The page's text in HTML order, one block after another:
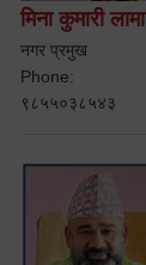
मिना कुमारी लामा
नगर प्रमुख
Phone:
९८५५०३८५४३